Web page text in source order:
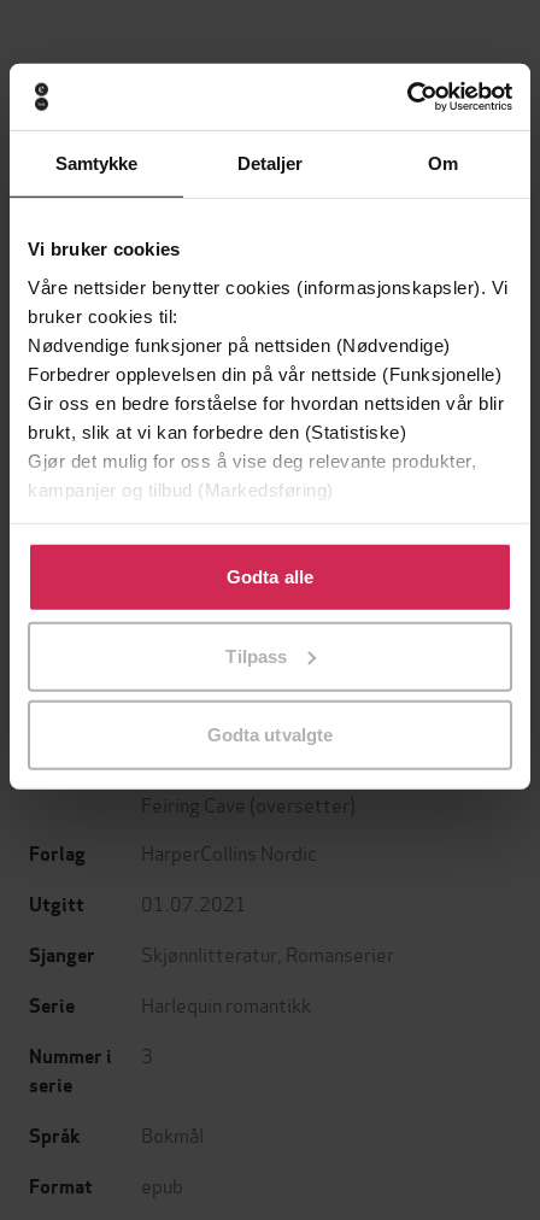
Samtykke Detaljer Om
Vi bruker cookies
Våre nettsider benytter cookies (informasjonskapsler). Vi
bruker cookies til:
Nødvendige funksjoner på nettsiden (Nødvendige)
Forbedrer opplevelsen din på vår nettside (Funksjonelle)
Gir oss en bedre forståelse for hvordan nettsiden vår blir
brukt, slik at vi kan forbedre den (Statistiske)
Gjør det mulig for oss å vise deg relevante produkter,
kampanjer og tilbud (Markedsføring)
Klikk på «Godta alle» for å gi oss ditt samtykke til å
bruke cookies for alle disse formålene. Du kan også
tilpasse ditt samtykke til spesifikke formål ved å klikke
Godta alle
Tilpass
Godta utvalgte
Andre har også kjøpt
Premium
Anne Louise Morseth
EBOK EBOK
Abby Green(forfatter),
(forfatter),Kari Giske(oversetter),Åse
Feiring Cave (oversetter)
Forlag HarperCollins Nordic
Utgitt 01.07.2021
Sjanger Skjønnlitteratur Romanserier
Serie Harlequin romantikk
Nummer i
serie
3
Språk Bokmål
Format epub